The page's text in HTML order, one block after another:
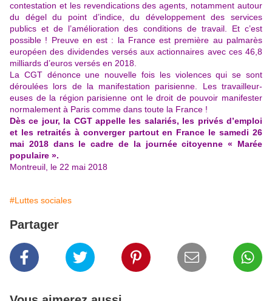
contestation et les revendications des agents, notamment autour
du dégel du point d’indice, du développement des services
publics et de l’amélioration des conditions de travail. Et c’est
possible ! Preuve en est : la France est première au palmarès
européen des dividendes versés aux actionnaires avec ces 46,8
milliards d’euros versés en 2018.
La CGT dénonce une nouvelle fois les violences qui se sont
déroulées lors de la manifestation parisienne. Les travailleur-
euses de la région parisienne ont le droit de pouvoir manifester
normalement à Paris comme dans toute la France !
Dès ce jour, la CGT appelle les salariés, les privés d’emploi
et les retraités à converger partout en France le samedi 26
mai 2018 dans le cadre de la journée citoyenne « Marée
populaire ».
Montreuil, le 22 mai 2018
#Luttes sociales
Partager